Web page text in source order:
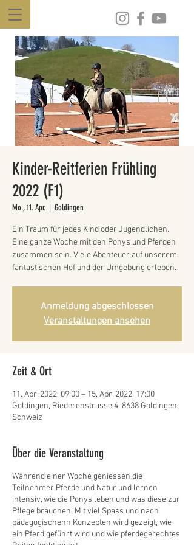
Kinder-Reitferien Frühling
2022 (F1)
Mo., 11. Apr.
  |
Goldingen
Ein Traum für jedes Kind oder Jugendlichen.
Eine ganze Woche mit den Ponys und Pferden
zusammen sein. Viele Abenteuer auf unserem
fantastischen Hof und der Umgebung erleben.
Anmeldung abgeschlossen
Veranstaltungen ansehen
Zeit & Ort
11. Apr. 2022, 09:00 – 15. Apr. 2022, 17:00
Goldingen, Riederenstrasse 4, 8638 Goldingen,
Schweiz
Über die Veranstaltung
Während einer Woche geniessen die
Teilnehmer Pferde und Natur und lernen
intensiv, wie die Ponys leben und was diese zur
Pflege brauchen. Mit viel Spass und nach
pädagogischenn Konzepten wird gezeigt, wie
ein Pferd geführt wird und wie pferdegerechtes